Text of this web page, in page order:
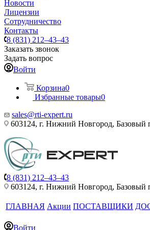
Новости
Лицензии
Сотрудничество
Контакты
8 (831) 212–43–43
Заказать звонок
Задать вопрос
Войти
Корзина0
Избранные товары0
sales@rti-expert.ru
603124, г. Нижний Новгород, Базовый
8 (831) 212–43–43
603124, г. Нижний Новгород, Базовый
ГЛАВНАЯ Акции ПОСТАВЩИКИ
Войти